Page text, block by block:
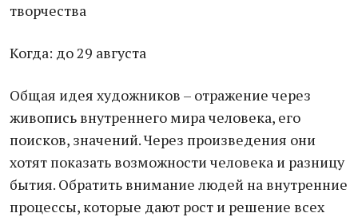
творчества
Когда: до 29 августа
Общая идея художников – отражение через
живопись внутреннего мира человека, его
поисков, значений. Через произведения они
хотят показать возможности человека и разницу
бытия. Обратить внимание людей на внутренние
процессы, которые дают рост и решение всех